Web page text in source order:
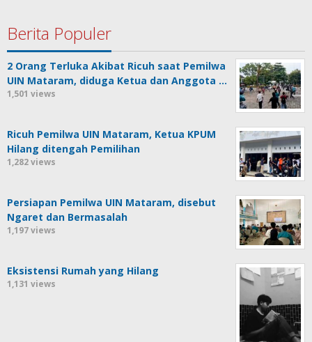
Berita Populer
2 Orang Terluka Akibat Ricuh saat Pemilwa
UIN Mataram, diduga Ketua dan Anggota …
1,501 views
Ricuh Pemilwa UIN Mataram, Ketua KPUM
Hilang ditengah Pemilihan
1,282 views
Persiapan Pemilwa UIN Mataram, disebut
Ngaret dan Bermasalah
1,197 views
Eksistensi Rumah yang Hilang
1,131 views